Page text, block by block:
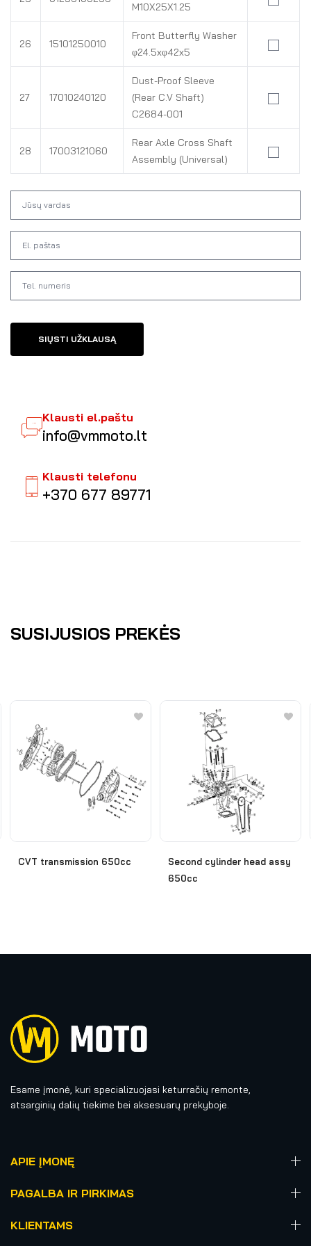
M10X25X1.25
26 15101250010
Front Butterfly Washer
φ24.5xφ42x5
27 17010240120
Dust-Proof Sleeve
(Rear C.V Shaft)
C2684-001
28 17003121060
Rear Axle Cross Shaft
Assembly (Universal)
SIŲSTI UŽKLAUSĄ
Klausti el.paštu
info@vmmoto.lt
Klausti telefonu
+370 677 89771
SUSIJUSIOS PREKĖS
CVT transmission 650cc
Second cylinder head assy
650cc
Esame įmonė, kuri specializuojasi keturračių remonte,
atsarginių dalių tiekime bei aksesuarų prekyboje.
APIE ĮMONĘ
PAGALBA IR PIRKIMAS
KLIENTAMS